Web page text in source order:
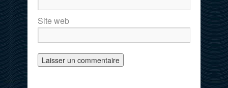
Site web